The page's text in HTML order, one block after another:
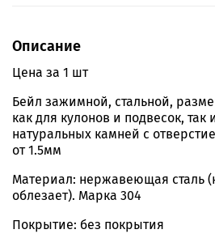
Описание
Цена за 1 шт
Бейл зажимной, стальной,
как для кулонов и подвесок, так
натуральных камней с
от 1.5мм
Материал: нержавеющая сталь
облезает). Марка 304
Покрытие: без покрытия